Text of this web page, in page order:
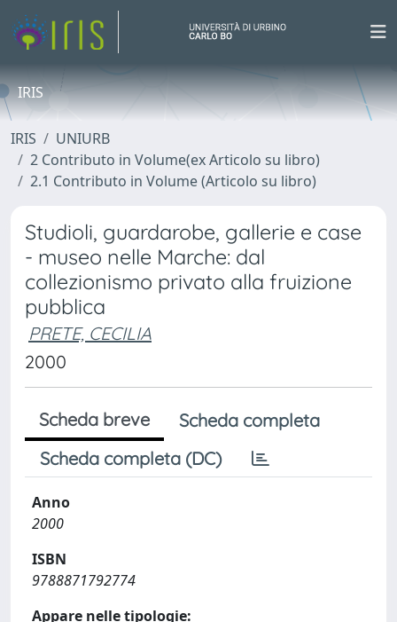
IRIS
IRIS
UNIURB
2 Contributo in Volume(ex Articolo su libro)
2.1 Contributo in Volume (Articolo su libro)
Studioli, guardarobe, gallerie e case
- museo nelle Marche: dal
collezionismo privato alla fruizione
pubblica
PRETE, CECILIA
2000
Scheda breve
Scheda completa
Scheda completa (DC)
Anno
2000
ISBN
9788871792774
Appare nelle tipologie: